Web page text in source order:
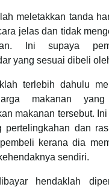
meletakkan tanda
jelas dan tidak
Ini supaya
yang sesuai dibeli
terlebih dahulu
makanan yang
makanan tersebut.
pertelingkahan dan
kerana dia
sendiri.
hendaklah